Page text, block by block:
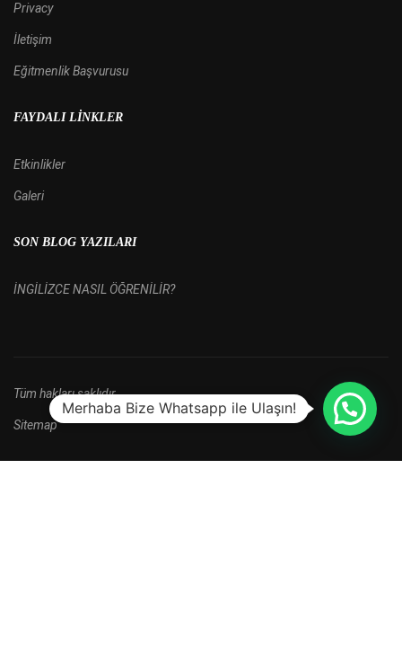
Privacy
İletişim
Eğitmenlik Başvurusu
FAYDALI LINKLER
Etkinlikler
Galeri
SON BLOG YAZILARI
İNGİLİZCE NASIL ÖĞRENİLİR?
Tüm hakları saklıdır.
Sitemap
Merhaba Bize Whatsapp ile Ulaşın!